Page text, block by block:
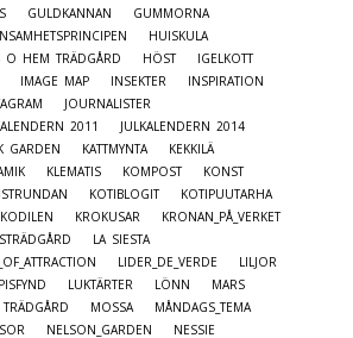
GULDKANNAN
GUMMORNA
HUISKULA
O HEM TRÄDGÅRD
HÖST
IGELKOTT
IMAGE MAP INSEKTER
INSPIRATION
JOURNALISTER
2011
JULKALENDERN 2014
GARDEN
KATTMYNTA
KEKKILÄ
KLEMATIS KOMPOST
KONST
KOTIBLOGIT
KOTIPUUTARHA
KROKUSAR
KRONAN_PÅ_VERKET
LA SIESTA
LIDER_DE_VERDE
LILJOR
LUKTÄRTER LÖNN
MARS
MOSSA
MÅNDAGS_TEMA
NELSON_GARDEN NESSIE